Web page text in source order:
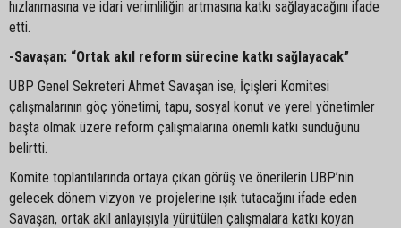
hızlanmasına ve idari verimliliğin artmasına katkı sağlayacağını ifade
etti.
-Savaşan: “Ortak akıl reform sürecine katkı sağlayacak”
UBP Genel Sekreteri Ahmet Savaşan ise, İçişleri Komitesi
çalışmalarının göç yönetimi, tapu, sosyal konut ve yerel yönetimler
başta olmak üzere reform çalışmalarına önemli katkı sunduğunu
belirtti.
Komite toplantılarında ortaya çıkan görüş ve önerilerin UBP’nin
gelecek dönem vizyon ve projelerine ışık tutacağını ifade eden
Savaşan, ortak akıl anlayışıyla yürütülen çalışmalara katkı koyan